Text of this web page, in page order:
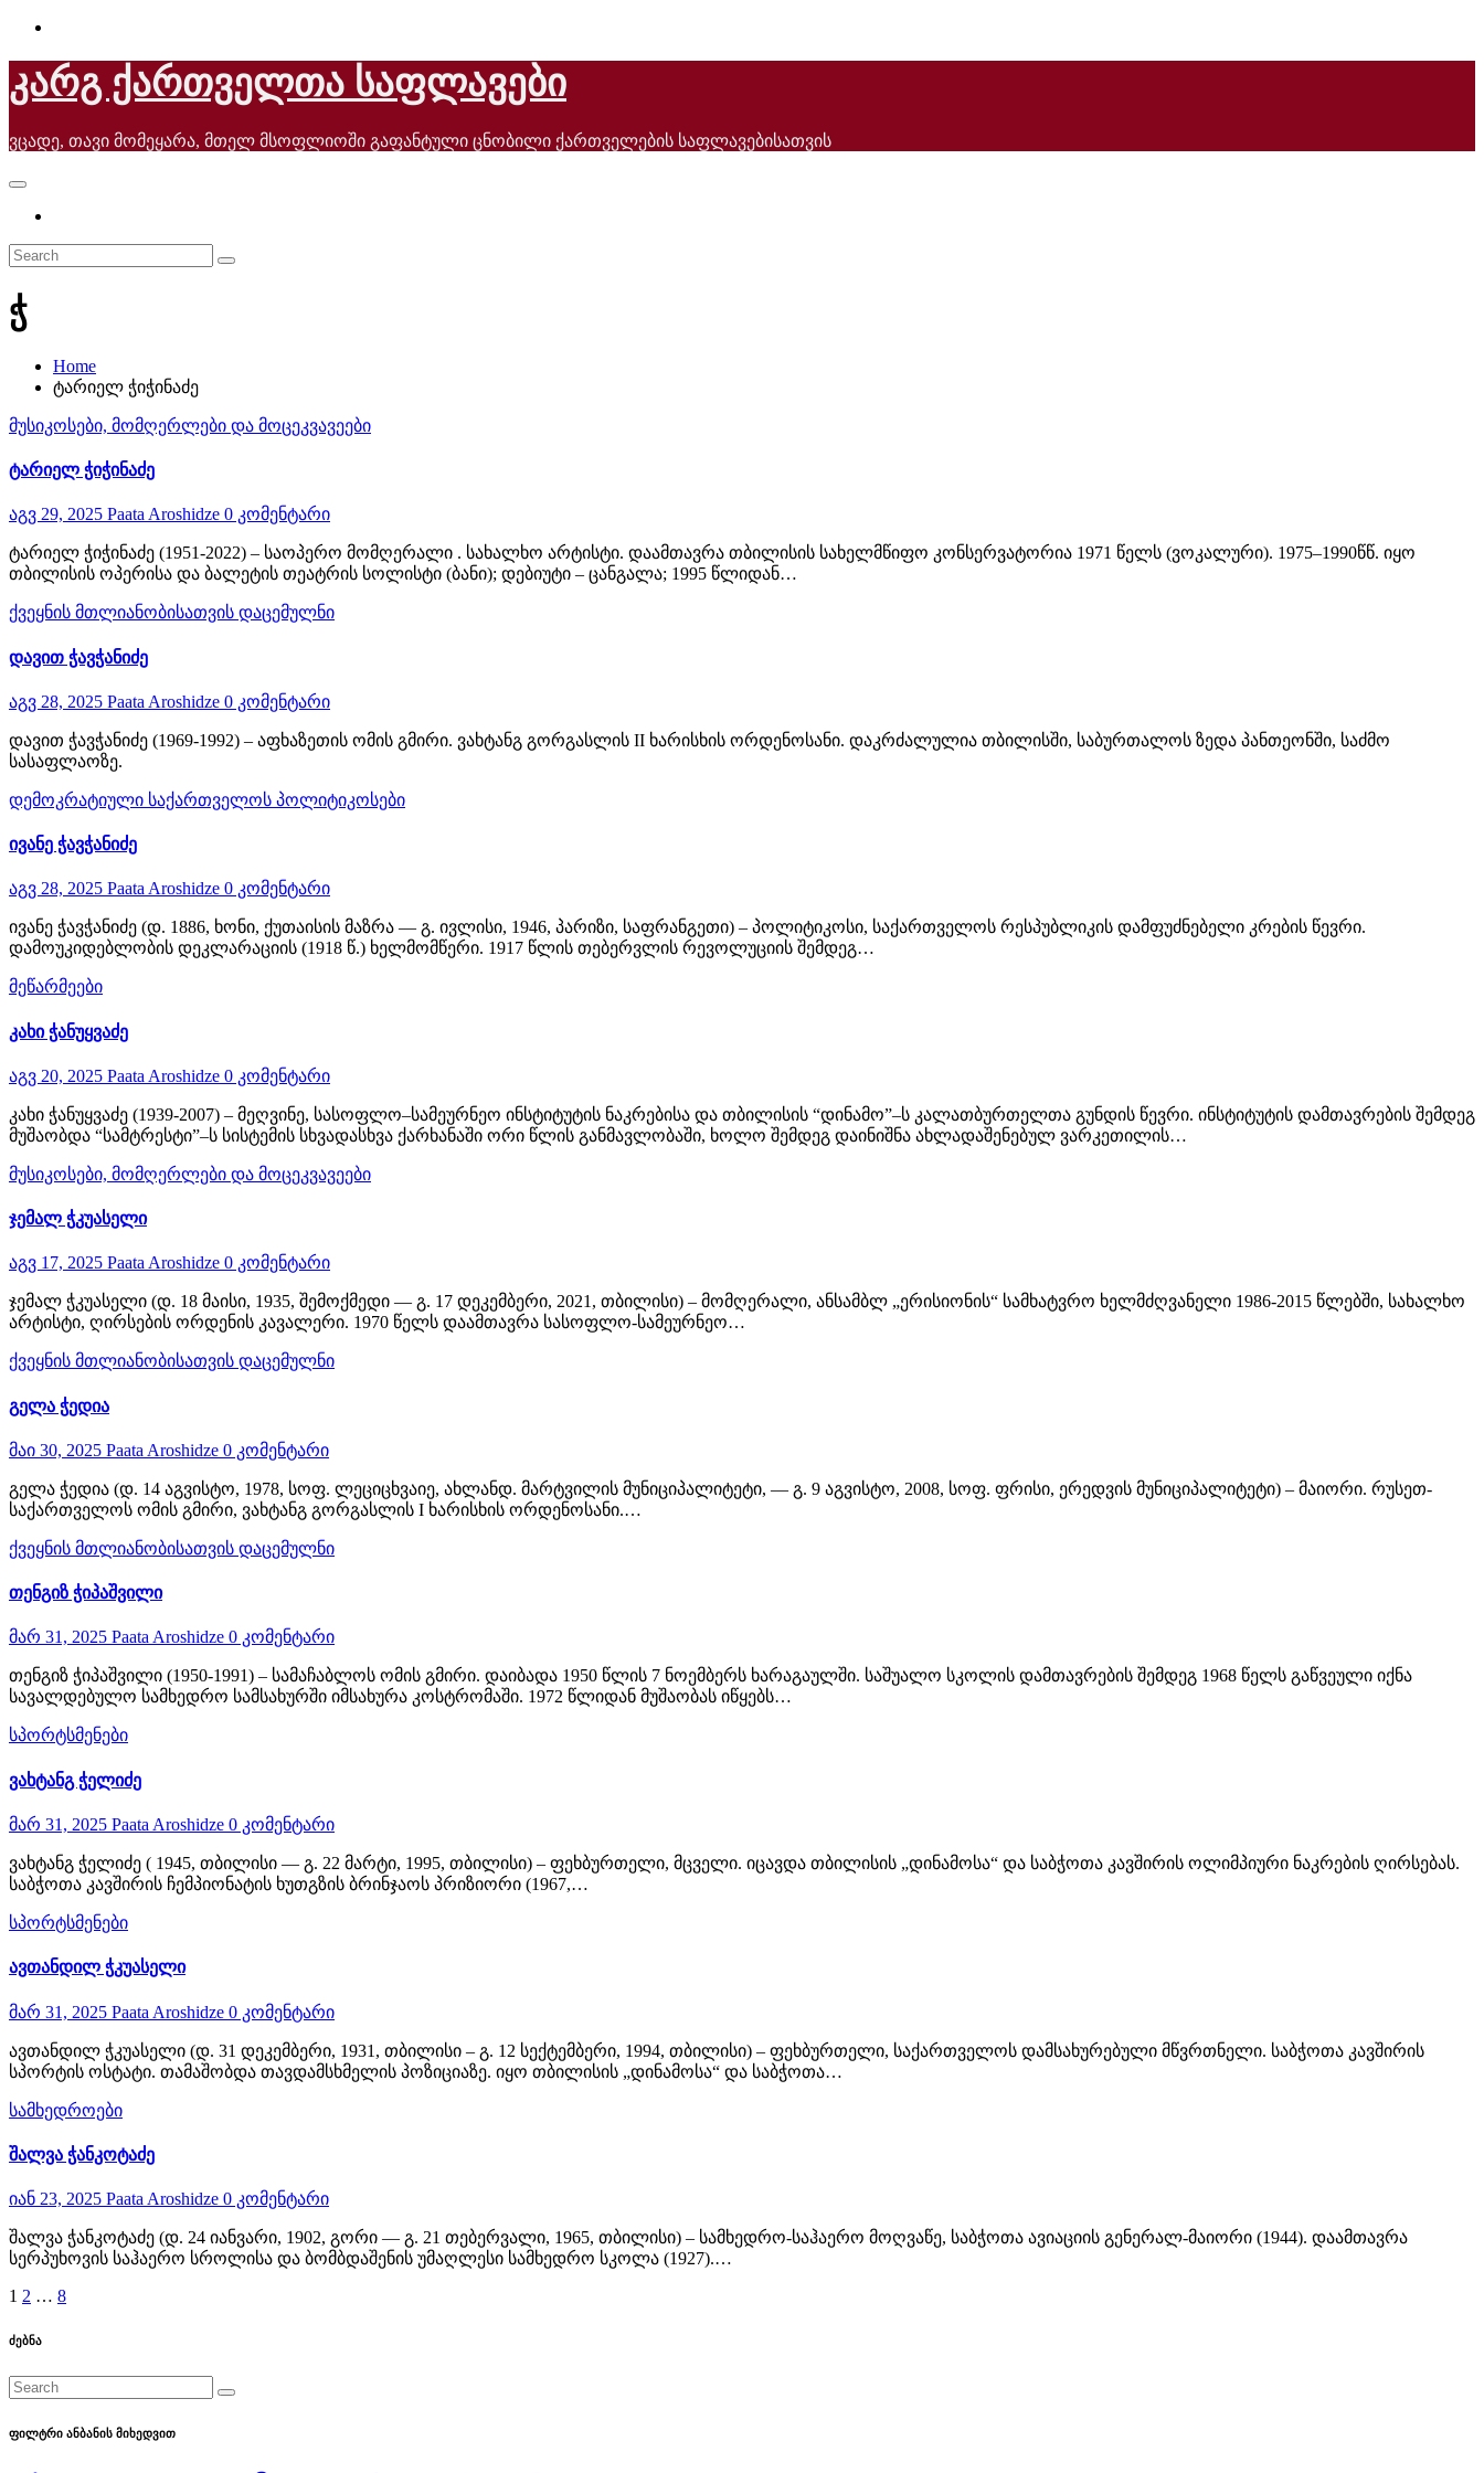
Skip
content
კარგ ქართველთა საფლავები
ვცადე, თავი მომეყარა, მთელ მსოფლიოში გაფანტული ცნობილი ქართველების საფლავებისათვის
ჭ
Home
ტარიელ ჭიჭინაძე
მუსიკოსები, მომღერლები და მოცეკვავეები
ტარიელ ჭიჭინაძე
აგვ 29, 2025 Paata Aroshidze 0 კომენტარი
ტარიელ ჭიჭინაძე (1951-2022) – საოპერო მომღერალი . სახალხო არტისტი. დაამთავრა თბილისის სახელმწიფო კონსერვატორია 1971 წელს (ვოკალური). 1975–1990წწ. იყო
თბილისის ოპერისა და ბალეტის თეატრის სოლისტი (ბანი); დებიუტი – ცანგალა; 1995 წლიდან…
ქვეყნის მთლიანობისათვის დაცემულნი
დავით ჭავჭანიძე
აგვ 28, 2025 Paata Aroshidze 0 კომენტარი
დავით ჭავჭანიძე (1969-1992) – აფხაზეთის ომის გმირი. ვახტანგ გორგასლის II ხარისხის ორდენოსანი. დაკრძალულია თბილისში, საბურთალოს ზედა პანთეონში, საძმო
სასაფლაოზე.
დემოკრატიული საქართველოს პოლიტიკოსები
ივანე ჭავჭანიძე
აგვ 28, 2025 Paata Aroshidze 0 კომენტარი
ივანე ჭავჭანიძე (დ. 1886, ხონი, ქუთაისის მაზრა — გ. ივლისი, 1946, პარიზი, საფრანგეთი) – პოლიტიკოსი, საქართველოს რესპუბლიკის დამფუძნებელი კრების წევრი.
დამოუკიდებლობის დეკლარაციის (1918 წ.) ხელმომწერი. 1917 წლის თებერვლის რევოლუციის შემდეგ…
მეწარმეები
კახი ჭანუყვაძე
აგვ 20, 2025 Paata Aroshidze 0 კომენტარი
კახი ჭანუყვაძე (1939-2007) – მეღვინე, სასოფლო–სამეურნეო ინსტიტუტის ნაკრებისა და თბილისის “დინამო”–ს კალათბურთელთა გუნდის წევრი. ინსტიტუტის დამთავრების შემდეგ
მუშაობდა “სამტრესტი”–ს სისტემის სხვადასხვა ქარხანაში ორი წლის განმავლობაში, ხოლო შემდეგ დაინიშნა ახლადაშენებულ ვარკეთილის…
მუსიკოსები, მომღერლები და მოცეკვავეები
ჯემალ ჭკუასელი
აგვ 17, 2025 Paata Aroshidze 0 კომენტარი
ჯემალ ჭკუასელი (დ. 18 მაისი, 1935, შემოქმედი — გ. 17 დეკემბერი, 2021, თბილისი) – მომღერალი, ანსამბლ „ერისიონის“ სამხატვრო ხელმძღვანელი 1986-2015 წლებში, სახალხო
არტისტი, ღირსების ორდენის კავალერი. 1970 წელს დაამთავრა სასოფლო-სამეურნეო…
ქვეყნის მთლიანობისათვის დაცემულნი
გელა ჭედია
მაი 30, 2025 Paata Aroshidze 0 კომენტარი
გელა ჭედია (დ. 14 აგვისტო, 1978, სოფ. ლეციცხვაიე, ახლანდ. მარტვილის მუნიციპალიტეტი, — გ. 9 აგვისტო, 2008, სოფ. ფრისი, ერედვის მუნიციპალიტეტი) – მაიორი. რუსეთ-
საქართველოს ომის გმირი, ვახტანგ გორგასლის I ხარისხის ორდენოსანი.…
ქვეყნის მთლიანობისათვის დაცემულნი
თენგიზ ჭიპაშვილი
მარ 31, 2025 Paata Aroshidze 0 კომენტარი
თენგიზ ჭიპაშვილი (1950-1991) – სამაჩაბლოს ომის გმირი. დაიბადა 1950 წლის 7 ნოემბერს ხარაგაულში. საშუალო სკოლის დამთავრების შემდეგ 1968 წელს გაწვეული იქნა
სავალდებულო სამხედრო სამსახურში იმსახურა კოსტრომაში. 1972 წლიდან მუშაობას იწყებს…
სპორტსმენები
ვახტანგ ჭელიძე
მარ 31, 2025 Paata Aroshidze 0 კომენტარი
ვახტანგ ჭელიძე ( 1945, თბილისი — გ. 22 მარტი, 1995, თბილისი) – ფეხბურთელი, მცველი. იცავდა თბილისის „დინამოსა“ და საბჭოთა კავშირის ოლიმპიური ნაკრების ღირსებას.
საბჭოთა კავშირის ჩემპიონატის ხუთგზის ბრინჯაოს პრიზიორი (1967,…
სპორტსმენები
ავთანდილ ჭკუასელი
მარ 31, 2025 Paata Aroshidze 0 კომენტარი
ავთანდილ ჭკუასელი (დ. 31 დეკემბერი, 1931, თბილისი – გ. 12 სექტემბერი, 1994, თბილისი) – ფეხბურთელი, საქართველოს დამსახურებული მწვრთნელი. საბჭოთა კავშირის
სპორტის ოსტატი. თამაშობდა თავდამსხმელის პოზიციაზე. იყო თბილისის „დინამოსა“ და საბჭოთა…
სამხედროები
შალვა ჭანკოტაძე
იან 23, 2025 Paata Aroshidze 0 კომენტარი
შალვა ჭანკოტაძე (დ. 24 იანვარი, 1902, გორი — გ. 21 თებერვალი, 1965, თბილისი) – სამხედრო-საჰაერო მოღვაწე, საბჭოთა ავიაციის გენერალ-მაიორი (1944). დაამთავრა
სერპუხოვის საჰაერო სროლისა და ბომბდაშენის უმაღლესი სამხედრო სკოლა (1927).…
ჩანაწერების
გვერდებათ
1 2 … 8
ძებნა
ფილტრი ანბანის მიხედვით